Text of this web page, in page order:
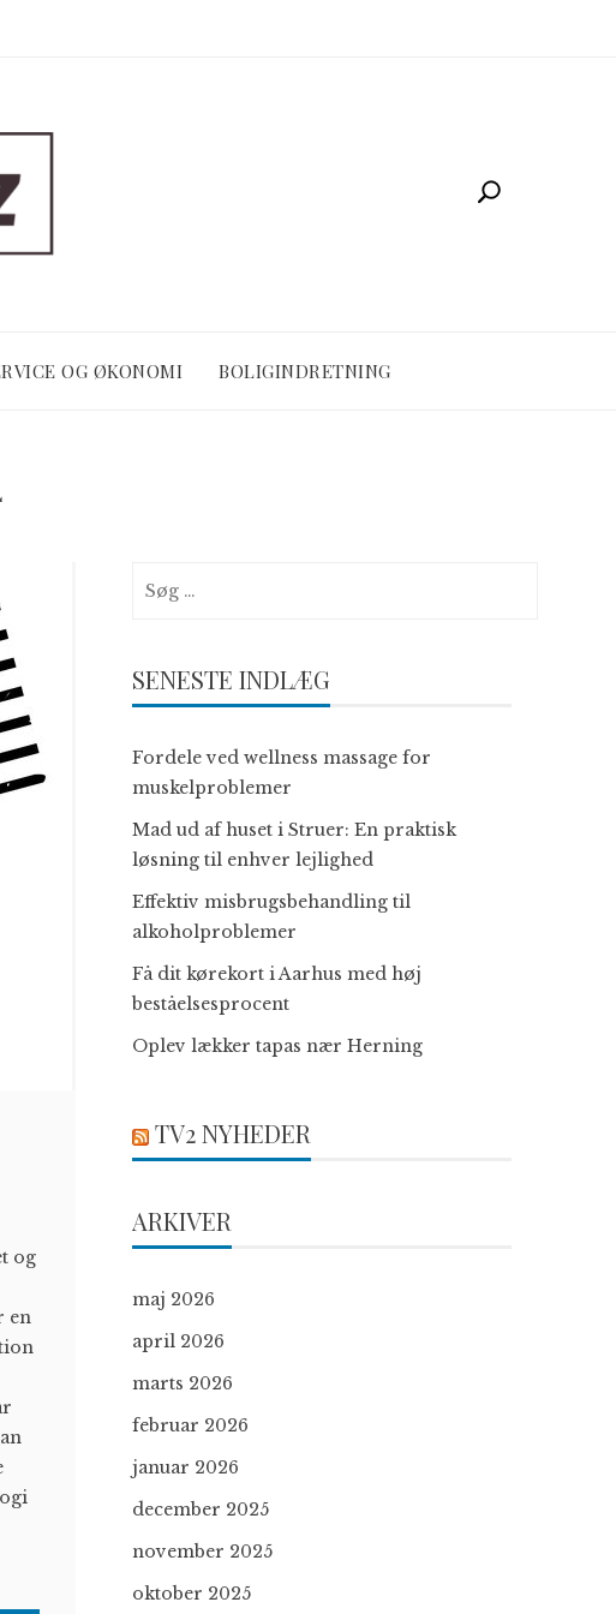
OG ØKONOMI BOLIGINDRETNING
og
en
efter:
SENESTE INDLÆG
Fordele ved wellness massage for
muskelproblemer
Mad ud af huset i Struer: En praktisk
løsning til enhver lejlighed
Effektiv misbrugsbehandling til
alkoholproblemer
Få dit kørekort i Aarhus med høj
beståelsesprocent
Oplev lækker tapas nær Herning
TV2 NYHEDER
ARKIVER
maj 2026
april 2026
marts 2026
februar 2026
januar 2026
december 2025
november 2025
oktober 2025